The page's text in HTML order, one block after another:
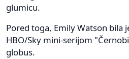
glumicu.
Pored toga, Emily Watson bila
HBO/Sky mini-serijom
globus.